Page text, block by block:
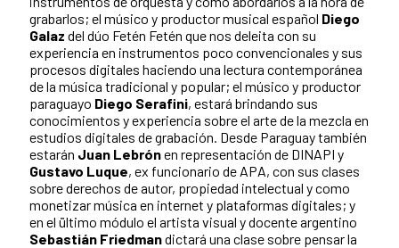
grabarlos; el músico y productor musical español Diego
Galaz del dúo Fetén Fetén que nos deleita con su
experiencia en instrumentos poco convencionales y sus
procesos digitales haciendo una lectura contemporánea
de la música tradicional y popular; el músico y productor
paraguayo Diego Serafini, estará brindando sus
conocimientos y experiencia sobre el arte de la mezcla en
estudios digitales de grabación. Desde Paraguay también
estarán Juan Lebrónen representación de DINAPI y
Gustavo Luque, ex funcionario de APA, con sus clases
sobre derechos de autor, propiedad intelectual y como
monetizar música en internet y plataformas digitales; y
en el ültimo módulo el artista visual y docente argentino
Sebastián Friedmandictará una clase sobre pensar la